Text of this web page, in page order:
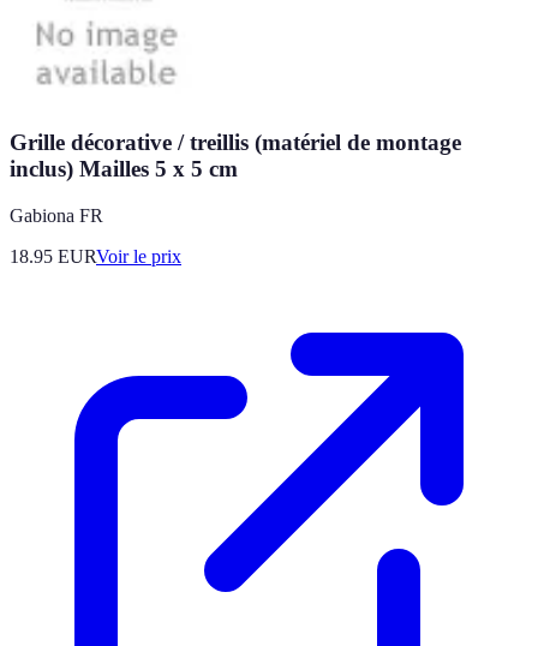
Grille décorative / treillis (matériel de montage
inclus) Mailles 5 x 5 cm
Gabiona FR
18.95 EURVoir le prix